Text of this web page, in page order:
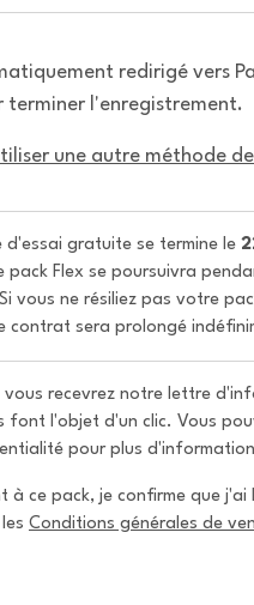
redirigé vers
terminer l'enregistrement.
une autre méthode
d'essai gratuite se termine le
pack Flex se poursuivra
vous ne résiliez pas votre
contrat sera prolongé
recevrez notre lettre
font l'objet d'un clic. Vous
pour plus
à ce pack, je confirme que
Conditions générales de